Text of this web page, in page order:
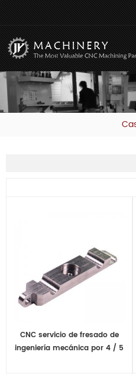
CNC servicio de fresado de
ingeniería mecánica por 4 / 5